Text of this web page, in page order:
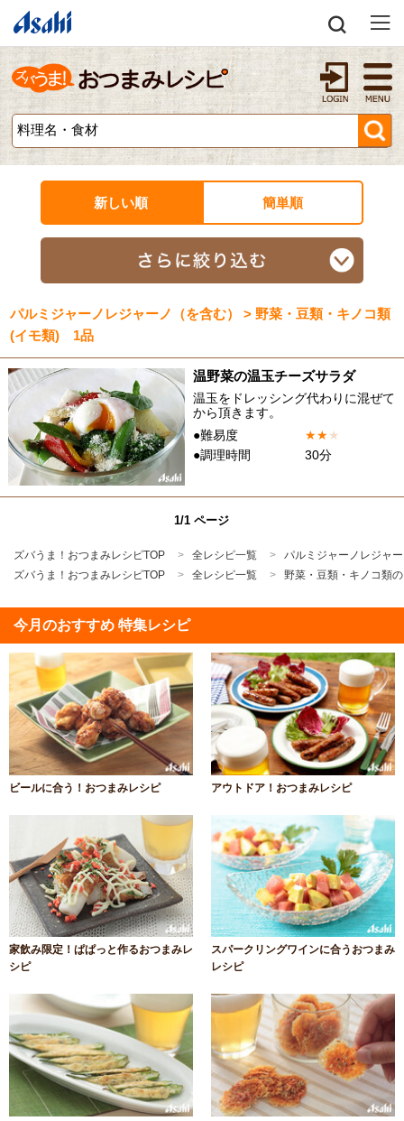
新しい順 簡単順
パルミジャーノレジャーノ（を含む） > 野菜・豆類・キノコ類
(イモ類) 1品
温野菜の温玉チーズサラダ
温玉をドレッシング代わりに混ぜて
から頂きます。
●難易度
★★★
●調理時間
30分
1/1 ページ
ズバうま！おつまみレシピTOP 全レシピ一覧
パルミジャーノレジャ
ズバうま！おつまみレシピTOP
全レシピ一覧 野菜・豆類・キノコ類
今月のおすすめ 特集レシピ
ビールに合う！おつまみレシピ アウトドア！おつまみレシピ
家飲み限定！ぱぱっと作るおつまみレ
シピ
スパークリングワインに合うおつまみ
レシピ